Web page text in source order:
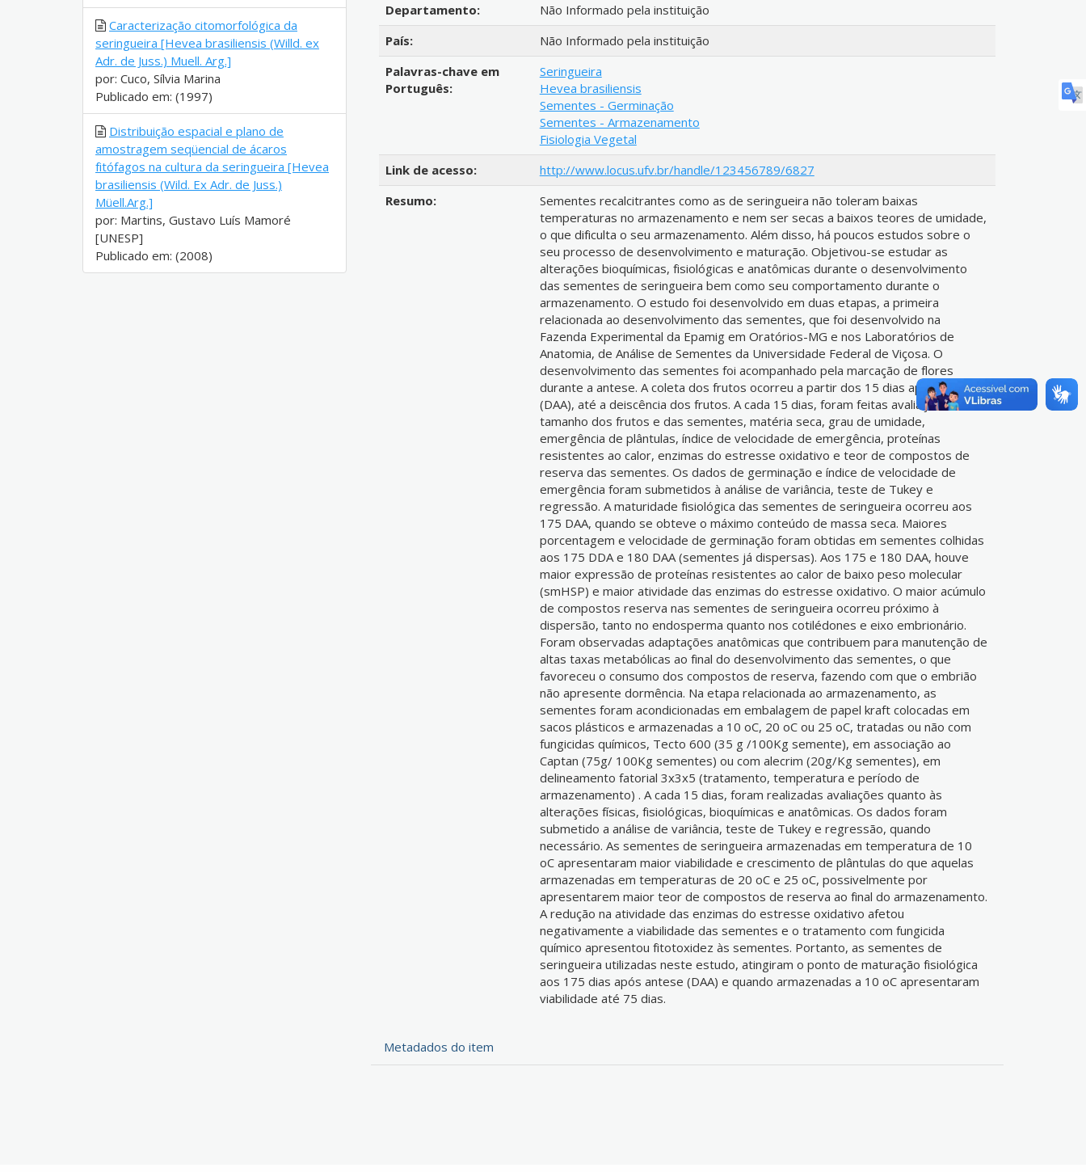
Departamento:
Não Informado pela instituição
País:
Não Informado pela instituição
Palavras-chave em
Português:
Seringueira
Hevea brasiliensis
Sementes - Germinação
Sementes - Armazenamento
Fisiologia Vegetal
Link de acesso:
http://www.locus.ufv.br/handle/123456789/6827
Resumo:
Sementes recalcitrantes como as de seringueira não toleram baixas
temperaturas no armazenamento e nem ser secas a baixos teores de umidade,
o que dificulta o seu armazenamento. Além disso, há poucos estudos sobre o
seu processo de desenvolvimento e maturação. Objetivou-se estudar as
alterações bioquímicas, fisiológicas e anatômicas durante o desenvolvimento
das sementes de seringueira bem como seu comportamento durante o
armazenamento. O estudo foi desenvolvido em duas etapas, a primeira
relacionada ao desenvolvimento das sementes, que foi desenvolvido na
Fazenda Experimental da Epamig em Oratórios-MG e nos Laboratórios de
Anatomia, de Análise de Sementes da Universidade Federal de Viçosa. O
desenvolvimento das sementes foi acompanhado pela marcação de flores
durante a antese. A coleta dos frutos ocorreu a partir dos 15 dias após a antese
(DAA), até a deiscência dos frutos. A cada 15 dias, foram feitas avaliações do
tamanho dos frutos e das sementes, matéria seca, grau de umidade,
emergência de plântulas, índice de velocidade de emergência, proteínas
resistentes ao calor, enzimas do estresse oxidativo e teor de compostos de
reserva das sementes. Os dados de germinação e índice de velocidade de
emergência foram submetidos à análise de variância, teste de Tukey e
regressão. A maturidade fisiológica das sementes de seringueira ocorreu aos
175 DAA, quando se obteve o máximo conteúdo de massa seca. Maiores
porcentagem e velocidade de germinação foram obtidas em sementes colhidas
aos 175 DDA e 180 DAA (sementes já dispersas). Aos 175 e 180 DAA, houve
maior expressão de proteínas resistentes ao calor de baixo peso molecular
(smHSP) e maior atividade das enzimas do estresse oxidativo. O maior acúmulo
de compostos reserva nas sementes de seringueira ocorreu próximo à
dispersão, tanto no endosperma quanto nos cotilédones e eixo embrionário.
Foram observadas adaptações anatômicas que contribuem para manutenção de
altas taxas metabólicas ao final do desenvolvimento das sementes, o que
favoreceu o consumo dos compostos de reserva, fazendo com que o embrião
não apresente dormência. Na etapa relacionada ao armazenamento, as
sementes foram acondicionadas em embalagem de papel kraft colocadas em
sacos plásticos e armazenadas a 10 oC, 20 oC ou 25 oC, tratadas ou não com
fungicidas químicos, Tecto 600 (35 g /100Kg semente), em associação ao
Captan (75g/ 100Kg sementes) ou com alecrim (20g/Kg sementes), em
delineamento fatorial 3x3x5 (tratamento, temperatura e período de
armazenamento) . A cada 15 dias, foram realizadas avaliações quanto às
alterações físicas, fisiológicas, bioquímicas e anatômicas. Os dados foram
submetido a análise de variância, teste de Tukey e regressão, quando
necessário. As sementes de seringueira armazenadas em temperatura de 10
oC apresentaram maior viabilidade e crescimento de plântulas do que aquelas
armazenadas em temperaturas de 20 oC e 25 oC, possivelmente por
apresentarem maior teor de compostos de reserva ao final do armazenamento.
A redução na atividade das enzimas do estresse oxidativo afetou
negativamente a viabilidade das sementes e o tratamento com fungicida
químico apresentou fitotoxidez às sementes. Portanto, as sementes de
seringueira utilizadas neste estudo, atingiram o ponto de maturação fisiológica
aos 175 dias após antese (DAA) e quando armazenadas a 10 oC apresentaram
viabilidade até 75 dias.
Metadados do item
Caracterização citomorfológica da
seringueira [Hevea brasiliensis (Willd. ex
Adr. de Juss.) Muell. Arg.]
por: Cuco, Sílvia Marina
Publicado em: (1997)
Distribuição espacial e plano de
amostragem seqüencial de ácaros
fitófagos na cultura da seringueira [Hevea
brasiliensis (Wild. Ex Adr. de Juss.)
Müell.Arg.]
por: Martins, Gustavo Luís Mamoré
[UNESP]
Publicado em: (2008)